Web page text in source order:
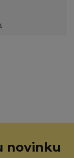
novinku